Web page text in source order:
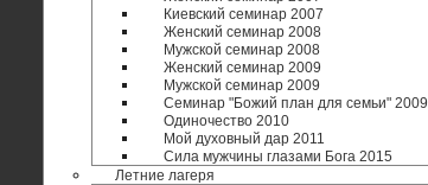
Киевский семинар 2007
Женский семинар 2008
Мужской семинар 2008
Женский семинар 2009
Мужской семинар 2009
Семинар "Божий план для семьи" 2009
Одиночество 2010
Мой духовный дар 2011
Сила мужчины глазами Бога 2015
Летние лагеря